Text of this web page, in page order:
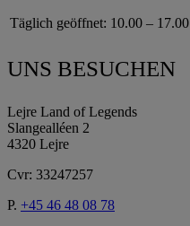
Täglich geöffnet: 10.00 – 17.00
UNS BESUCHEN
Lejre Land of Legends
Slangealléen 2
4320 Lejre
Cvr: 33247257
P. +45 46 48 08 78